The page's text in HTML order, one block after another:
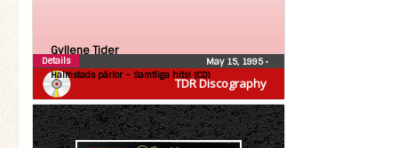
TDR Discography
Gyllene Tider
Halmstads pärlor – Samtliga hits! (CD)
May 15, 1995•
Details